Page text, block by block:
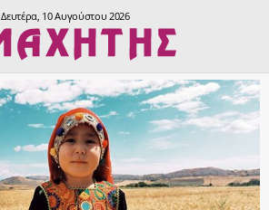
Δευτέρα, 10 Αυγούστου 2026